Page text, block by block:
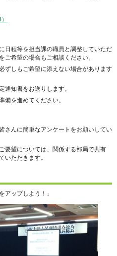
日程等を担当課の職員と調整していただ
ご希望の場合もご相談ください。
ずしもご希望に添えない場合があります
通知書をお送りします。
備を進めてください。
さんに簡単なアンケートをお願いしてい
要望については、関係する部局で共有
いただきます。
アップしよう！」